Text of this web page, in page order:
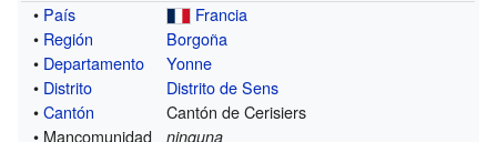
• País
Francia
• Región
Borgoña
• Departamento
Yonne
• Distrito
Distrito de Sens
•Cantón
Cantón de Cerisiers
• Mancomunidad
ninguna